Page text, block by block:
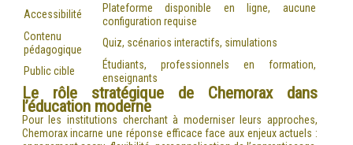
Accessibilité
Plateforme disponible en ligne, aucune
configuration requise
Contenu
pédagogique
Quiz, scénarios interactifs, simulations
Public cible
Étudiants, professionnels en formation,
enseignants
Le rôle stratégique de Chemorax dans
l’éducation moderne
Pour les institutions cherchant à moderniser leurs approches,
Chemorax incarne une réponse efficace face aux enjeux actuels :